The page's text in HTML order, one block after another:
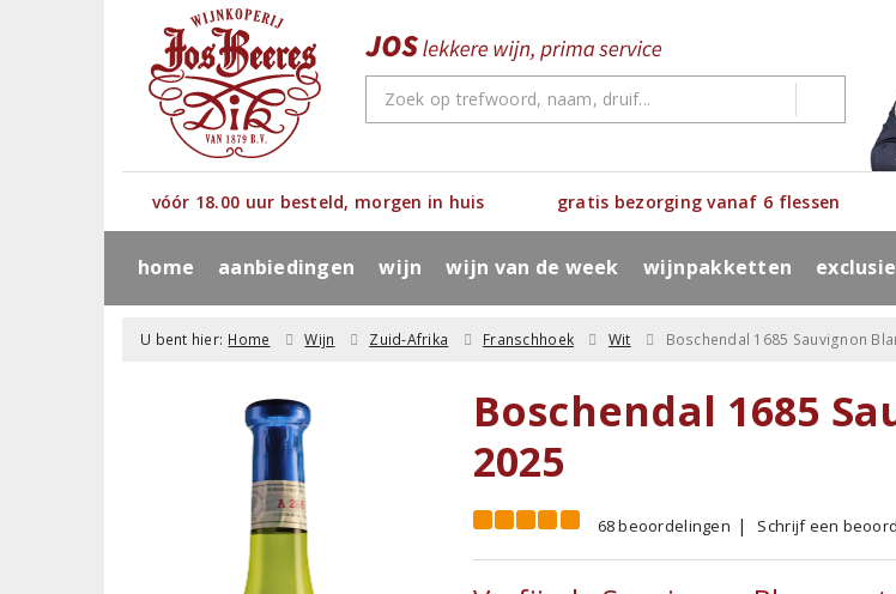
vóór 18.00 uur besteld, morgen in huis gratis bezorging vanaf 6 flessen
home aanbiedingen wijn wijn van de week wijnpakketten
U bent hier: Home Wijn Zuid-Afrika Franschhoek Wit Boschendal 1685 Sauvignon
Boschendal 1685
2025
68 beoordelingen Schrijf een